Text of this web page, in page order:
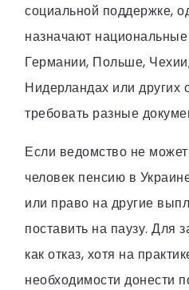
социальной поддержке,
назначают
Германии, Польше,
Нидерландах или других
требовать разные
Если ведомство не
человек пенсию в
или право на другие
поставить на паузу. Для
как отказ, хотя на
необходимости донести